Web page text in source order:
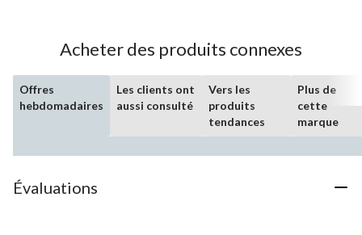
Acheter des produits connexes
Offres
hebdomadaires
Les clients ont
aussi consulté
Vers les
produits
tendances
Plus de
cette
marque
Évaluations